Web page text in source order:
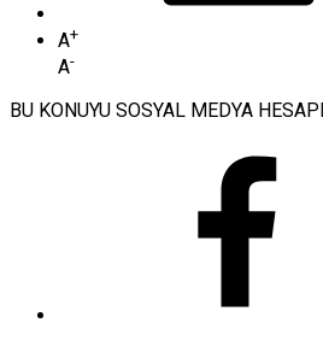
A+
A-
BU KONUYU SOSYAL MEDYA